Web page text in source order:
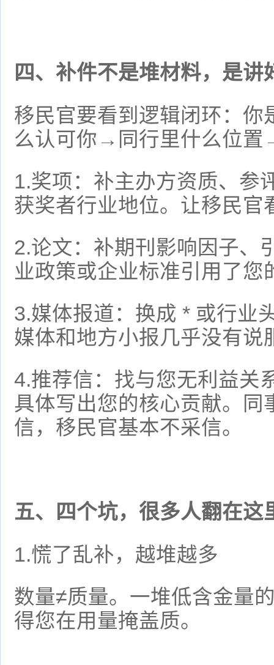
四、补件不是堆材料，是讲
移民官要看到逻辑闭环：
么认可你→同行里什么位
1.奖项：补主办方资质、参
获奖者行业地位。让移民官
2.论文：补期刊影响因子、
业政策或企业标准引用了您
3.媒体报道：换成 * 或行业
媒体和地方小报几乎没有说
4.推荐信：找与您无利益关
具体写出您的核心贡献。同
信，移民官基本不采信。
五、四个坑，很多人翻在这
1.慌了乱补，越堆越多
数量≠质量。一堆低含金量
得您在用量掩盖质。